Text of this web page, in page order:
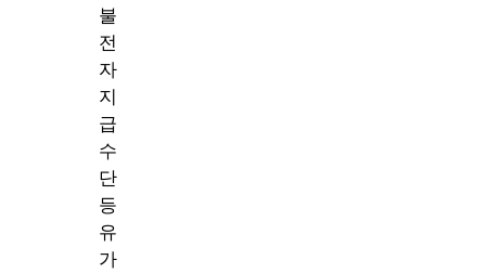
불
전
자
지
급
수
단
등
유
가